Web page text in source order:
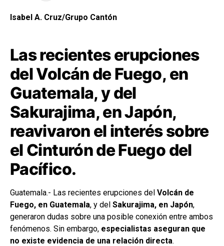
Isabel A. Cruz/Grupo Cantón
Las recientes erupciones
del Volcán de Fuego, en
Guatemala, y del
Sakurajima, en Japón,
reavivaron el interés sobre
el Cinturón de Fuego del
Pacífico.
Guatemala.- Las recientes erupciones del Volcán de
Fuego, en Guatemala, y del Sakurajima, en Japón,
generaron dudas sobre una posible conexión entre ambos
fenómenos. Sin embargo, especialistas aseguran que
no existe evidencia de una relación directa.